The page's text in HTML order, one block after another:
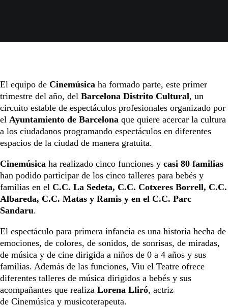
El equipo de Cinemúsica ha formado parte, este primer
trimestre del año, del Barcelona Distrito Cultural, un
circuito estable de espectáculos profesionales organizado por
el Ayuntamiento de Barcelona que quiere acercar la cultura
a los ciudadanos programando espectáculos en diferentes
espacios de la ciudad de manera gratuita.
Cinemúsica ha realizado cinco funciones y casi 80 familias
han podido participar de los cinco talleres para bebés y
familias en el C.C. La Sedeta, C.C. Cotxeres Borrell, C.C.
Albareda, C.C. Matas y Ramis y en el C.C. Parc
Sandaru.
El espectáculo para primera infancia es una historia hecha de
emociones, de colores, de sonidos, de sonrisas, de miradas,
de música y de cine dirigida a niños de 0 a 4 años y sus
familias. Además de las funciones, Viu el Teatre ofrece
diferentes talleres de música dirigidos a bebés y sus
acompañantes que realiza Lorena Lliró, actriz
de Cinemúsica y musicoterapeuta.